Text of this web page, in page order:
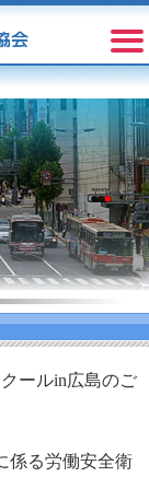
ールin広島のご
係る労働安全衛